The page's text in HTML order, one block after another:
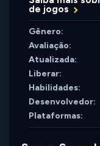
de jogos
Gênero:
Avaliação:
Atualizada:
Liberar:
Habilidades:
Desenvolvedor:
Plataformas: